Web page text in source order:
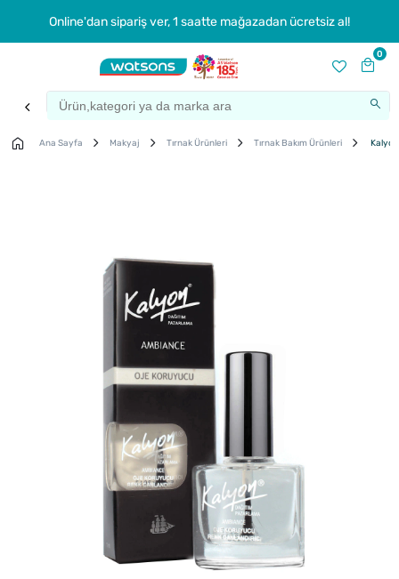
Online'dan sipariş ver, 1 saatte mağazadan ücretsiz al!
0
Ana Sayfa Makyaj Tırnak Ürünleri Tırnak Bakım Ürünleri